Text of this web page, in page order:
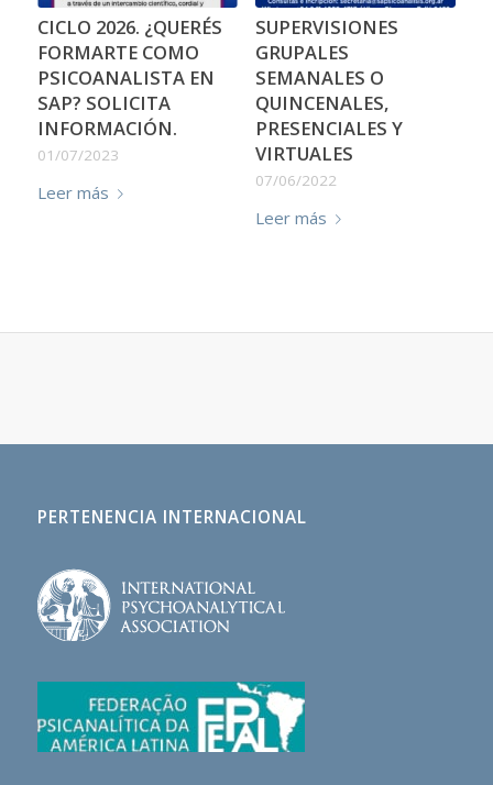
CICLO 2026. ¿QUERÉS
FORMARTE COMO
PSICOANALISTA EN
SAP? SOLICITA
INFORMACIÓN.
01/07/2023
Leer más
SUPERVISIONES
GRUPALES
SEMANALES O
QUINCENALES,
PRESENCIALES Y
VIRTUALES
07/06/2022
Leer más
PERTENENCIA INTERNACIONAL